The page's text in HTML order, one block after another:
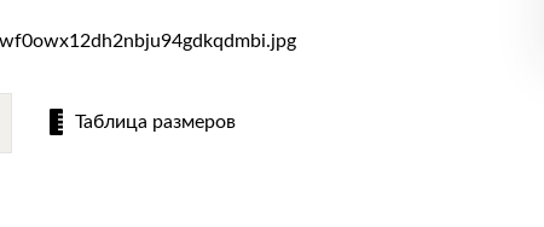
Таблица размеров